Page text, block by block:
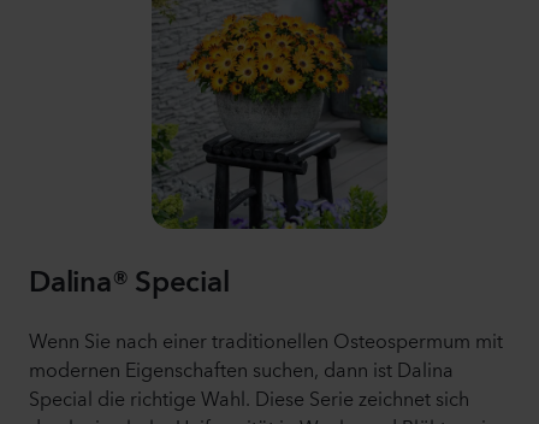
Dalina® Special
Wenn Sie nach einer traditionellen Osteospermum mit
modernen Eigenschaften suchen, dann ist Dalina
Special die richtige Wahl. Diese Serie zeichnet sich